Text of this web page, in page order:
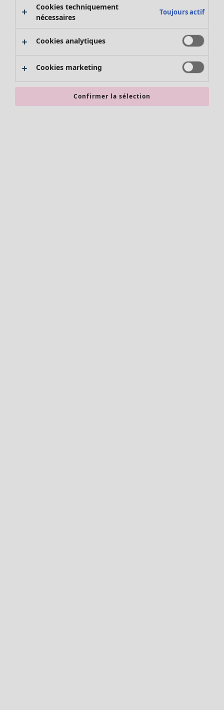
Promos SOLDES
Les promos de Gudrun Sjödén
Nouvel arrivage
Bonnes affaires en soldes - jusqu'à -70
Cookies techniquement
nécessaires
Toujours actif
Cookies analytiques
Cookies marketing
Confirmer la sélection